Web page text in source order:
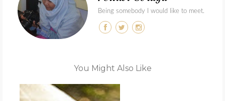
Being somebody I would like to meet.
You Might Also Like